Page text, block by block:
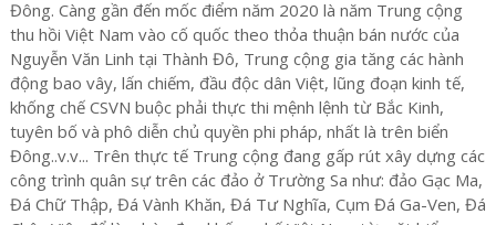
Đông. Càng gần đến mốc điểm năm 2020 là năm Trung cộng
thu hồi Việt Nam vào cố quốc theo thỏa thuận bán nước của
Nguyễn Văn Linh tại Thành Đô, Trung cộng gia tăng các hành
động bao vây, lấn chiếm, đầu độc dân Việt, lũng đoạn kinh tế,
khống chế CSVN buộc phải thực thi mệnh lệnh từ Bắc Kinh,
tuyên bố và phô diễn chủ quyền phi pháp, nhất là trên biển
Đông..v.v... Trên thực tế Trung cộng đang gấp rút xây dựng các
công trình quân sự trên các đảo ở Trường Sa như: đảo Gạc Ma,
Đá Chữ Thập, Đá Vành Khăn, Đá Tư Nghĩa, Cụm Đá Ga-Ven, Đá